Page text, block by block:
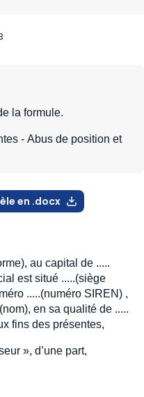
la formule.
- Abus de position et
en .docx
au capital de .....
est situé .....(siège
.....(numéro SIREN) ,
en sa qualité de .....
fins des présentes,
», d’une part,